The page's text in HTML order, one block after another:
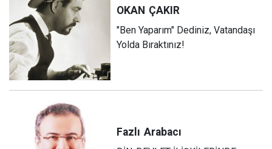
OKAN ÇAKIR
"Ben Yaparım" Dediniz, Vatandaşı
Yolda Bıraktınız!
Fazlı Arabacı